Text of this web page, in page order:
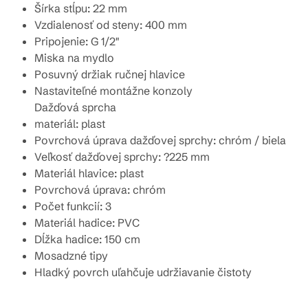
Šírka stĺpu: 22 mm
Vzdialenosť od steny: 400 mm
Pripojenie: G 1/2"
Miska na mydlo
Posuvný držiak ručnej hlavice
Nastaviteľné montážne konzoly
Dažďová sprcha
materiál: plast
Povrchová úprava dažďovej sprchy: chróm / biela
Veľkosť dažďovej sprchy: ?225 mm
Materiál hlavice: plast
Povrchová úprava: chróm
Počet funkcií: 3
Materiál hadice: PVC
Dĺžka hadice: 150 cm
Mosadzné tipy
Hladký povrch uľahčuje udržiavanie čistoty